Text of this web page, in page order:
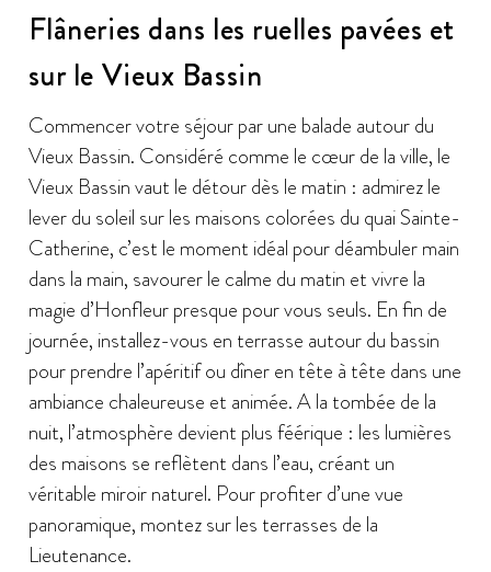
Flâneries dans les ruelles pavées et
sur le Vieux Bassin
Commencer votre séjour par une balade autour du
Vieux Bassin. Considéré comme le cœur de la ville, le
Vieux Bassin vaut le détour dès le matin : admirez le
lever du soleil sur les maisons colorées du quai Sainte-
Catherine, c’est le moment idéal pour déambuler main
dans la main, savourer le calme du matin et vivre la
magie d’Honfleur presque pour vous seuls. En fin de
journée, installez-vous en terrasse autour du bassin
pour prendre l’apéritif ou dîner en tête à tête dans une
ambiance chaleureuse et animée. A la tombée de la
nuit, l’atmosphère devient plus féérique : les lumières
des maisons se reflètent dans l’eau, créant un
véritable miroir naturel. Pour profiter d’une vue
panoramique, montez sur les terrasses de la
Lieutenance.